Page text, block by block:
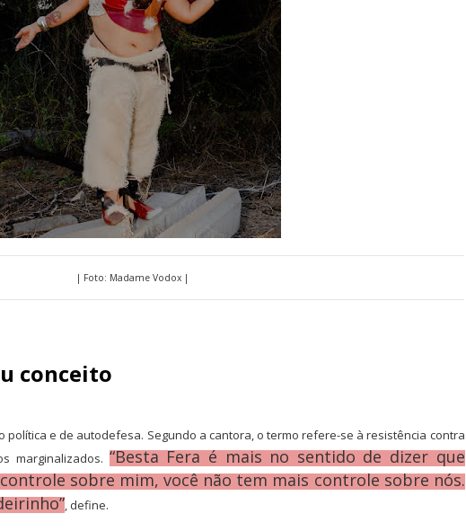
| Foto: Madame Vodox |
conceito
política e de autodefesa. Segundo a cantora, o termo refere-se à resistência contra
marginalizados. “Besta Fera é mais no sentido de dizer que
sobre mim, você não tem mais controle sobre nós.
, define.